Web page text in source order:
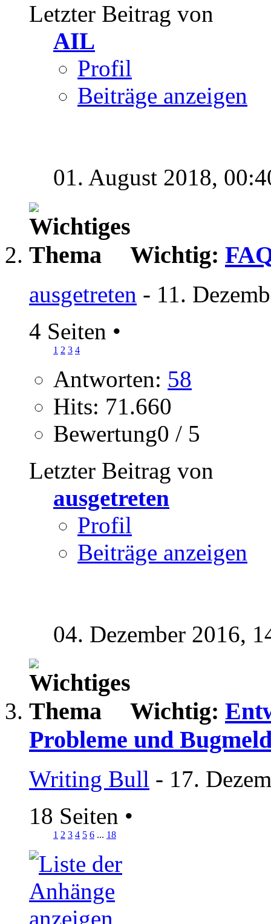
Letzter Beitrag von
AIL
Profil
Beiträge anzeigen
01. August 2018,
Wichtig:
ausgetreten - 11.
4 Seiten •
1 2 3 4
Antworten: 58
Hits: 71.660
Bewertung0 / 5
Letzter Beitrag von
ausgetreten
Profil
Beiträge anzeigen
04. Dezember 2016,
Wichtig:
Probleme und
Writing Bull - 17.
18 Seiten •
1 2 3 4 5 6 ... 18